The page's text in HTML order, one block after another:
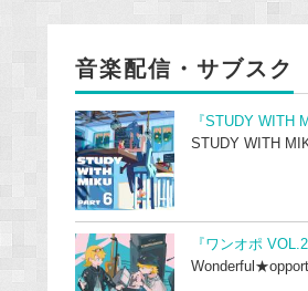
音楽配信・サブスク
『STUDY WITH
STUDY WITH
『ワンオポ